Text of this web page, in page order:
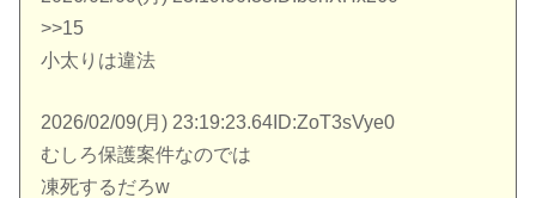
>>15
小太りは違法
2026/02/09(月) 23:19:23.64ID:ZoT3sVye0
むしろ保護案件なのでは
凍死するだろw